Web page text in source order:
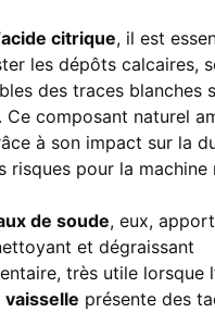
acide citrique, il est
les dépôts calcaires,
des traces blanches
. Ce composant naturel
à son impact sur la
risques pour la
de soude, eux,
et dégraissant
très utile lorsque
vaisselle présente des